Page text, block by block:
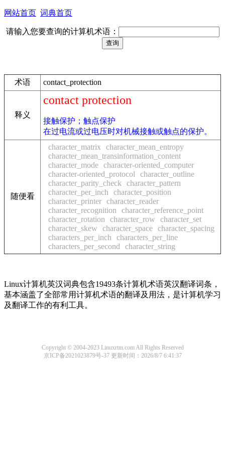
网站首页 词典首页
请输入您要查询的计算机术语：
术语 contact_protection
释义
contact protection
接触保护；触点保护
在过电流或过电压时对机械接触或触点的保护。
随便看
character_matrix
character_mean_entropy
character_mean_transinformation_content
character_mode character-oriented_computer
character-oriented_protocol
character_outline
character_parity_check
character_pattern
character_per_inch
character_position
character_printer character_reader
character_recognition
character_reference_point
character_rotation
character_row
character_set
character_skew
character_space character_spacing
characters_per_inch
characters_per_line
characters_per_second
character_string
Linux计算机英汉词典包含19493条计算机术语英汉翻译词条，
基本涵盖了全部常用计算机术语的翻译及用法，是计算机学习
及翻译工作的有利工具。
Copyright © 2004-2023 Linuxrtm.com All Rights Reserved
京ICP备2021023879号-37更新时间：2026/8/7 6:41:37